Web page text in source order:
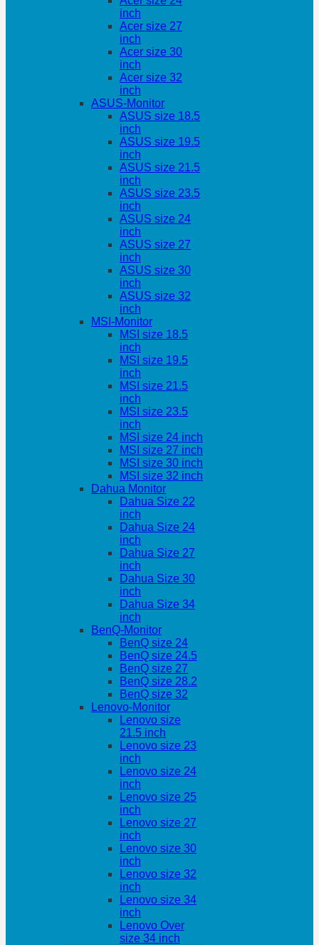
inch
Acer size 27
inch
Acer size 30
inch
Acer size 32
inch
ASUS-Monitor
ASUS size 18.5
inch
ASUS size 19.5
inch
ASUS size 21.5
inch
ASUS size 23.5
inch
ASUS size 24
inch
ASUS size 27
inch
ASUS size 30
inch
ASUS size 32
inch
MSI-Monitor
MSI size 18.5
inch
MSI size 19.5
inch
MSI size 21.5
inch
MSI size 23.5
inch
MSI size 24 inch
MSI size 27 inch
MSI size 30 inch
MSI size 32 inch
Dahua Monitor
Dahua Size 22
inch
Dahua Size 24
inch
Dahua Size 27
inch
Dahua Size 30
inch
Dahua Size 34
inch
BenQ-Monitor
BenQ size 24
BenQ size 24.5
BenQ size 27
BenQ size 28.2
BenQ size 32
Lenovo-Monitor
Lenovo size
21.5 inch
Lenovo size 23
inch
Lenovo size 24
inch
Lenovo size 25
inch
Lenovo size 27
inch
Lenovo size 30
inch
Lenovo size 32
inch
Lenovo size 34
inch
Lenovo Over
size 34 inch